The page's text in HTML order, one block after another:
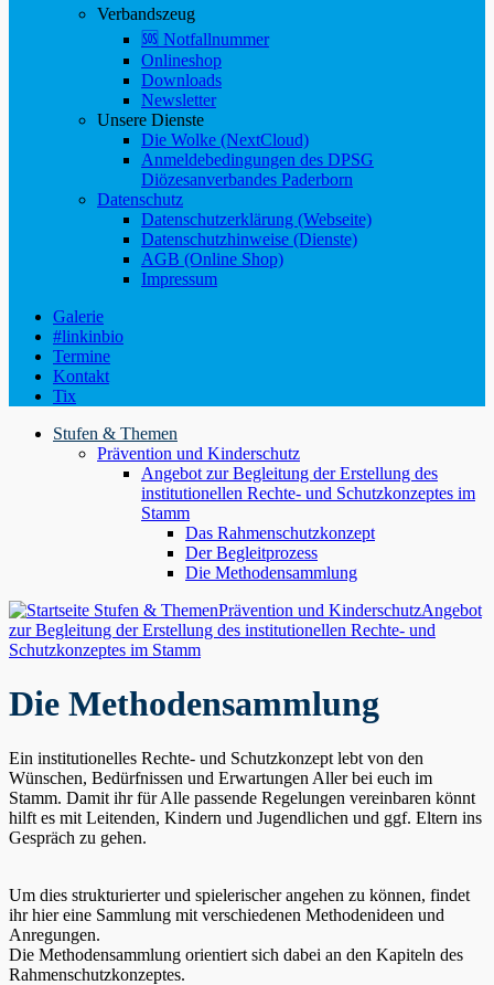
Verbandszeug
🆘 Notfallnummer
Onlineshop
Downloads
Newsletter
Unsere Dienste
Die Wolke (NextCloud)
Anmeldebedingungen des DPSG
Diözesanverbandes Paderborn
Datenschutz
Datenschutzerklärung (Webseite)
Datenschutzhinweise (Dienste)
AGB (Online Shop)
Impressum
Galerie
#linkinbio
Termine
Kontakt
Tix
Stufen & Themen
Prävention und Kinderschutz
Angebot zur Begleitung der Erstellung des
institutionellen Rechte- und Schutzkonzeptes im
Stamm
Das Rahmenschutzkonzept
Der Begleitprozess
Die Methodensammlung
Stufen & ThemenPrävention und KinderschutzAngebot
zur Begleitung der Erstellung des institutionellen Rechte- und
Schutzkonzeptes im Stamm
Die Methodensammlung
Ein institutionelles Rechte- und Schutzkonzept lebt von den
Wünschen, Bedürfnissen und Erwartungen Aller bei euch im
Stamm. Damit ihr für Alle passende Regelungen vereinbaren könnt
hilft es mit Leitenden, Kindern und Jugendlichen und ggf. Eltern ins
Gespräch zu gehen.
Um dies strukturierter und spielerischer angehen zu können, findet
ihr hier eine Sammlung mit verschiedenen Methodenideen und
Anregungen.
Die Methodensammlung orientiert sich dabei an den Kapiteln des
Rahmenschutzkonzeptes.